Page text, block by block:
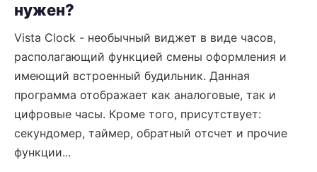
нужен?
Vista Clock - необычный виджет в виде часов,
располагающий функцией смены оформления и
имеющий встроенный будильник. Данная
программа отображает как аналоговые, так и
цифровые часы. Кроме того, присутствует:
секундомер, таймер, обратный отсчет и прочие
функции...